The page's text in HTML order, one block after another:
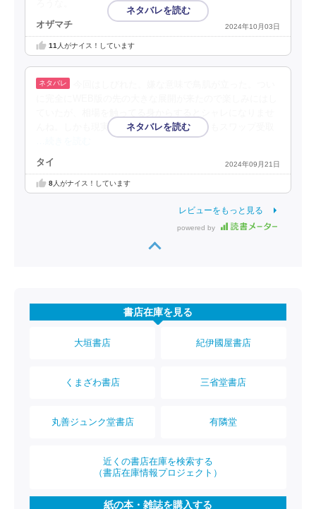
オザマチ 2024年10月03日
11 人がナイス！しています
んね。しかも現実にあったという。そもそもスワップ受取
タイ 2024年09月21日
8人がナイス！しています
レビューをもっと見る
powered by
書店在庫を見る
大垣書店 紀伊國屋書店
くまざわ書店 三省堂書店
丸善ジュンク堂書店 有隣堂
近くの書店在庫を検索する
（書店在庫情報プロジェクト）
紙の本・雑誌を購入する